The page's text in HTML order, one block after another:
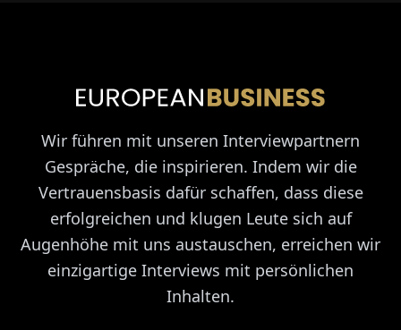
Wir führen mit unseren Interviewpartnern
Gespräche, die inspirieren. Indem wir die
Vertrauensbasis dafür schaffen, dass diese
erfolgreichen und klugen Leute sich auf
Augenhöhe mit uns austauschen, erreichen wir
einzigartige Interviews mit persönlichen
Inhalten.